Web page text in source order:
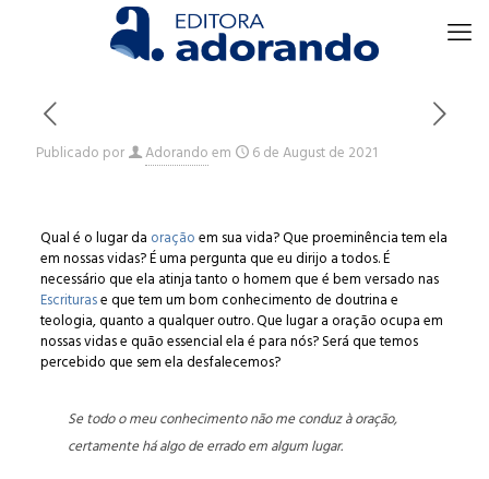
Publicado por Adorandoem 6 de August de 2021
Qual é o lugar da oraçãoem sua vida? Que proeminência tem ela
em nossas vidas? É uma pergunta que eu dirijo a todos. É
necessário que ela atinja tanto o homem que é bem versado nas
Escriturase que tem um bom conhecimento de doutrina e
teologia, quanto a qualquer outro. Que lugar a oração ocupa em
nossas vidas e quão essencial ela é para nós? Será que temos
percebido que sem ela desfalecemos?
Se todo o meu conhecimento não me conduz à oração,
certamente há algo de errado em algum lugar.